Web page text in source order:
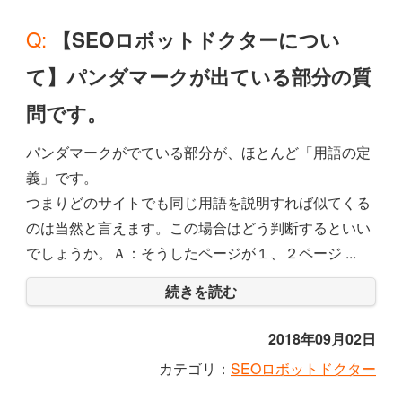
Q: 【SEOロボットドクターについ
て】パンダマークが出ている部分の質
問です。
パンダマークがでている部分が、ほとんど「用語の定
義」です。
つまりどのサイトでも同じ用語を説明すれば似てくる
のは当然と言えます。この場合はどう判断するといい
でしょうか。Ａ：そうしたページが１、２ページ ...
続きを読む
2018年09月02日
カテゴリ： SEOロボットドクター